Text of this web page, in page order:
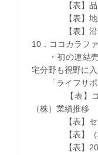
【表】品目
【表】地区
【表】沿
10．ココカラフ
・初の連結売
宅分野も視野に
「ライフサポ
【表】ココ
（株）業績推移
【表】セガミ
【表】（株
【表】2009